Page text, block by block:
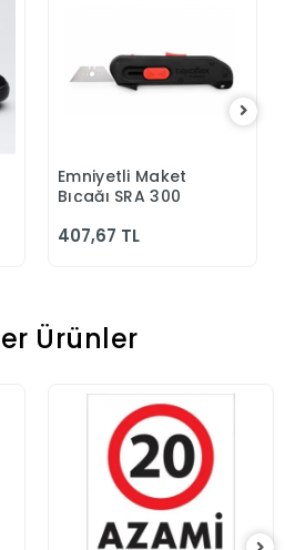
Sepete Ekle
Emniyetli Maket
Bıçağı SRA 300
407,67 TL
Ürünler